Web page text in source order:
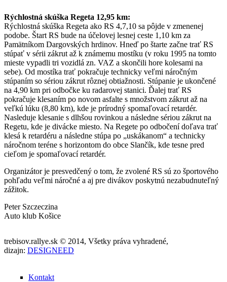
Rýchlostná skúška Regeta 12,95 km:
Rýchlostná skúška Regeta ako RS 4,7,10 sa pôjde v zmenenej
podobe. Štart RS bude na účelovej lesnej ceste 1,10 km za
Pamätníkom Dargovských hrdinov. Hneď po štarte začne trať RS
stúpať v sérii zákrut až k známemu mostíku (v roku 1995 na tomto
mieste vypadli tri vozidlá zn. VAZ a skončili hore kolesami na
sebe). Od mostíka trať pokračuje technicky veľmi náročným
stúpaním so sériou zákrut rôznej obtiažnosti. Stúpanie je ukončené
na 4,90 km pri odbočke ku radarovej stanici. Ďalej trať RS
pokračuje klesaním po novom asfalte s množstvom zákrut až na
veľkú lúku (8,80 km), kde je prírodný spomaľovací retardér.
Nasleduje klesanie s dlhšou rovinkou a následne sériou zákrut na
Regetu, kde je divácke miesto. Na Regete po odbočení doľava trať
klesá k retardéru a následne stúpa po „uskákanom“ a technicky
náročnom teréne s horizontom do obce Slančík, kde tesne pred
cieľom je spomaľovací retardér.
Organizátor je presvedčený o tom, že zvolené RS sú zo športového
pohľadu veľmi náročné a aj pre divákov poskytnú nezabudnuteľný
zážitok.
Peter Szczeczina
Auto klub Košice
trebisov.rallye.sk © 2014, Všetky práva vyhradené,
dizajn: DESIGNEED
Kontakt